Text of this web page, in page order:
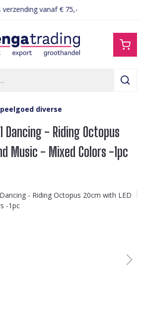
verzending vanaf € 75,-
diverse
Dancing - Riding Octopus
Music - Mixed Colors -1pc